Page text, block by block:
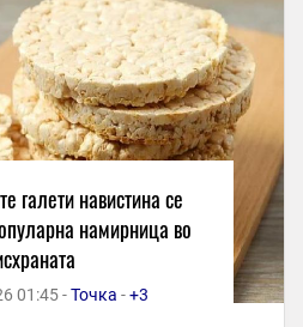
галети навистина се
намирница во
01:45 -Точка -+3